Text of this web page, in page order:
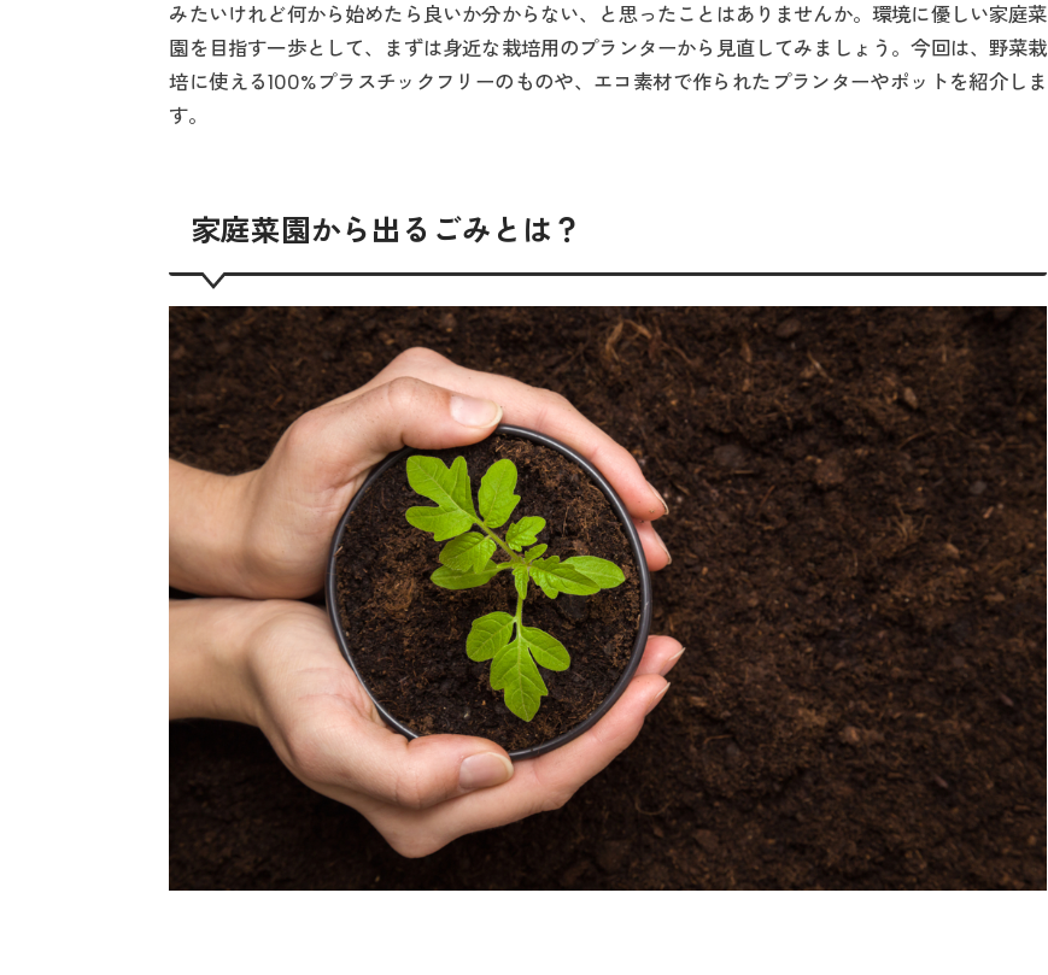
みたいけれど何から始めたら良いか分からない、と思ったことはありませんか。環境に優しい家庭菜
園を目指す一歩として、まずは身近な栽培用のプランターから見直してみましょう。今回は、野菜栽
培に使える100%プラスチックフリーのものや、エコ素材で作られたプランターやポットを紹介しま
す。
家庭菜園から出るごみとは？